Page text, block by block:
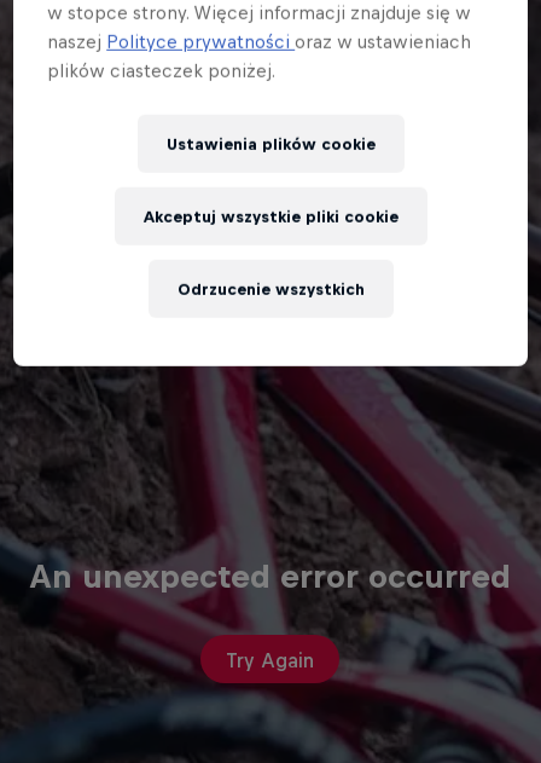
An unexpected error occurred
Try Again
w stopce strony. Więcej informacji znajduje się w
naszej Polityce prywatnościoraz w ustawieniach
plików ciasteczek poniżej.
Ustawienia plików cookie
Odrzucenie wszystkich
Akceptuj wszystkie pliki cookie